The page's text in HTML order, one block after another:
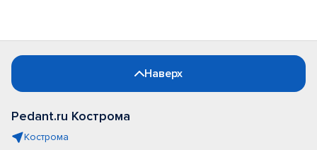
Наверх
Pedant.ru Кострома
Кострома